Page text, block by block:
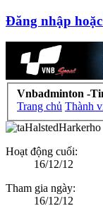
Đăng nhập
Vnbadminton -
Trang chủ Thành
Hoạt động cuối:
16/12/12
Tham gia ngày:
16/12/12